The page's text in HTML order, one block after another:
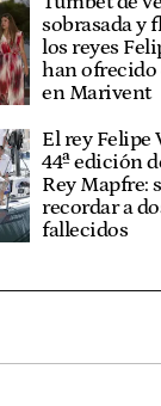
sobrasada y
los reyes
han ofrecido
en Marivent
El rey Felipe
44ª edición
Rey Mapfre:
recordar a
fallecidos